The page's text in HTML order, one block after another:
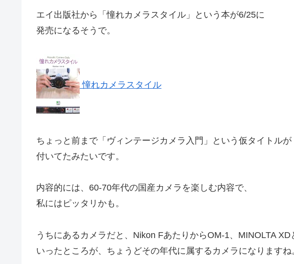
エイ出版社から「憧れカメラスタイル」という本が6/25に
発売になるそうで。
憧れカメラスタイル
ちょっと前まで「ヴィンテージカメラ入門」という仮タイトルが
付いてたみたいです。
内容的には、60-70年代の国産カメラを楽しむ内容で、
私にはピッタリかも。
うちにあるカメラだと、Nikon FあたりからOM-1、MINOLTA XD
いったところが、ちょうどその年代に属するカメラになりますね